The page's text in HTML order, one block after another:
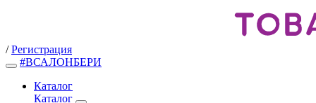
/ Регистрация
#ВСАЛОНБЕРИ
Каталог
Каталог